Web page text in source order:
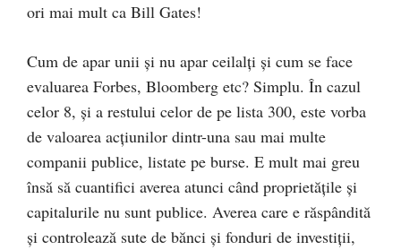
ori mai mult ca Bill Gates!
Cum de apar unii şi nu apar ceilalţi şi cum se face
evaluarea Forbes, Bloomberg etc? Simplu. În cazul
celor 8, şi a restului celor de pe lista 300, este vorba
de valoarea acţiunilor dintr-una sau mai multe
companii publice, listate pe burse. E mult mai greu
însă să cuantifici averea atunci când proprietăţile şi
capitalurile nu sunt publice. Averea care e răspândită
şi controlează sute de bănci şi fonduri de investiţii,